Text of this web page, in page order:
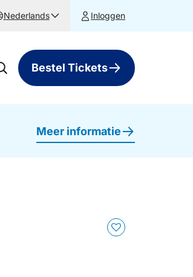
Nederlands Inloggen
Bestel Tickets
Meer informatie